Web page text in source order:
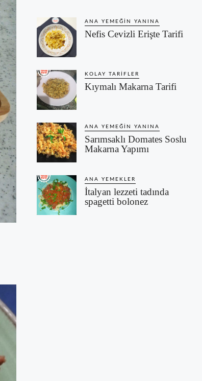
ANA YEMEĞIN YANINA
Nefis Cevizli Erişte Tarifi
KOLAY TARIFLER
Kıymalı Makarna Tarifi
ANA YEMEĞIN YANINA
Sarımsaklı Domates Soslu
Makarna Yapımı
ANA YEMEKLER
İtalyan lezzeti tadında
spagetti bolonez